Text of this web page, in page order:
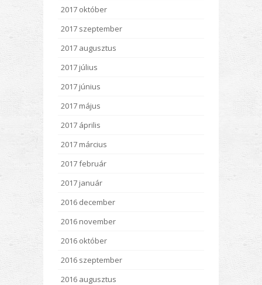
2017 október
2017 szeptember
2017 augusztus
2017 július
2017 június
2017 május
2017 április
2017 március
2017 február
2017 január
2016 december
2016 november
2016 október
2016 szeptember
2016 augusztus